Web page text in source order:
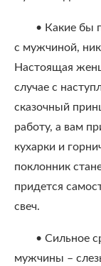
• Какие бы
с мужчиной,
Настоящая
случае с
сказочный
работу, а вам
кухарки и
поклонник
придется
свеч.
• Сильное
мужчины –